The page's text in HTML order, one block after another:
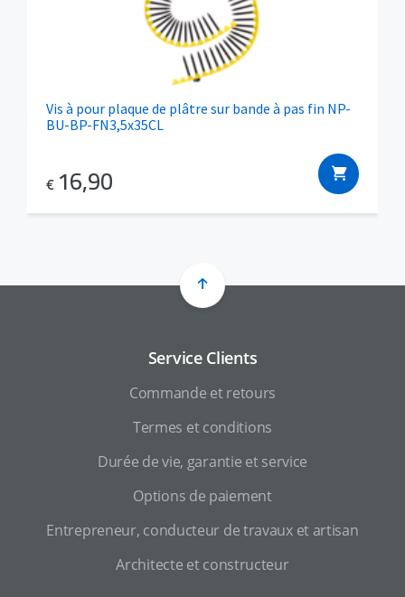
Vis à pour plaque de plâtre sur bande à pas fin NP-
BU-BP-FN3,5x35CL
€ 16,90
Service Clients
Commande et retours
Termes et conditions
Durée de vie, garantie et service
Options de paiement
Entrepreneur, conducteur de travaux et artisan
Architecte et constructeur